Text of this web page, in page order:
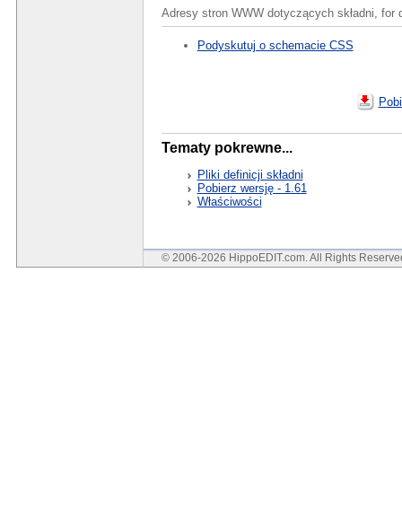
Adresy stron WWW dotyczących składni, for
Podyskutuj o schemacie CSS
Tematy pokrewne...
Pliki definicji składni
Pobierz wersję - 1.61
Właściwości
© 2006-2026 HippoEDIT.com. All Rights